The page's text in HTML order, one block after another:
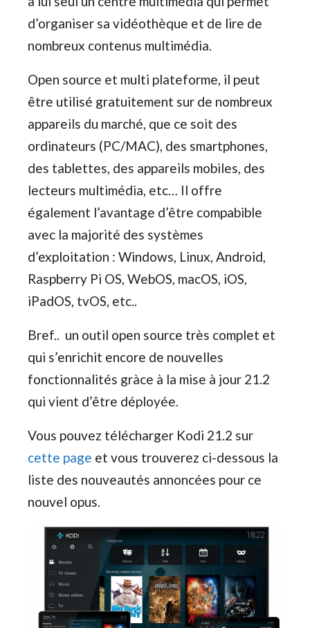
d’organiser sa vidéothèque et de lire de
nombreux contenus multimédia.
Open source et multi plateforme, il peut
être utilisé gratuitement sur de nombreux
appareils du marché, que ce soit des
ordinateurs (PC/MAC), des smartphones,
des tablettes, des appareils mobiles, des
lecteurs multimédia, etc… Il offre
également l’avantage d’être compabible
avec la majorité des systèmes
d’exploitation : Windows, Linux, Android,
Raspberry Pi OS, WebOS, macOS, iOS,
iPadOS, tvOS, etc..
Bref.. un outil open source très complet et
qui s’enrichit encore de nouvelles
fonctionnalités gràce à la mise à jour 21.2
qui vient d’être déployée.
Vous pouvez télécharger Kodi 21.2 sur
cette page et vous trouverez ci-dessous la
liste des nouveautés annoncées pour ce
nouvel opus.